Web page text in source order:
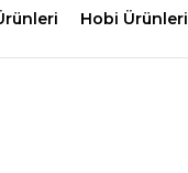
Hobi Ürünleri